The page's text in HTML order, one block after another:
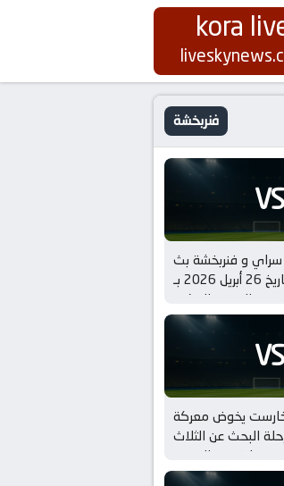
kora
فنربخشة
VS
سراي و فنربخشة بث
مباشر بتاريخ 26 أبريل 2026 بـ
الدوري التركي
VS
يخوض معركة
البحث عن الثلاث
فنربخشة في الدوري
الأوروبي